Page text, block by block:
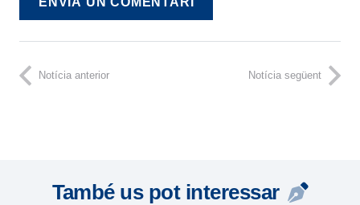
Notícia anterior Notícia següent
També us pot interessar